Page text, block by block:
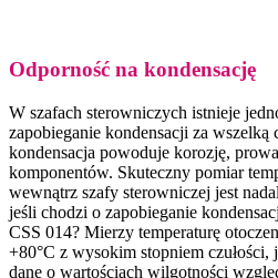
Odporność na kondensację
W szafach sterowniczych istnieje
zapobieganie kondensacji za
kondensacja powoduje korozję,
komponentów. Skuteczny pomiar
wewnątrz szafy sterowniczej jest
jeśli chodzi o zapobieganie
CSS 014? Mierzy temperaturę
+80°C z wysokim stopniem czułości,
dane o wartościach wilgotności